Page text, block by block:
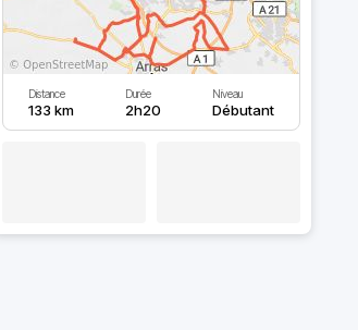
Distance
133 km
Durée
2h20
Niveau
Débutant